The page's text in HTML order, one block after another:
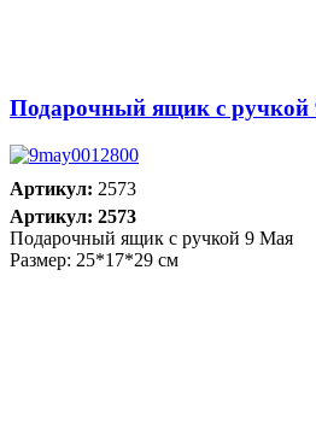
Подарочный ящик с
Артикул: 2573
Артикул: 2573
Подарочный ящик с ручкой 9 Мая
Размер: 25*17*29 см